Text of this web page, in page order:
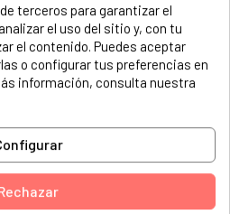
AMICA, BOMANN,
HANSEATIC, VALVERG......
DIM61ESON
terceros para garantizar el
el uso del sitio y, con tu
el contenido. Puedes aceptar
o configurar tus preferencias en
información, consulta nuestra